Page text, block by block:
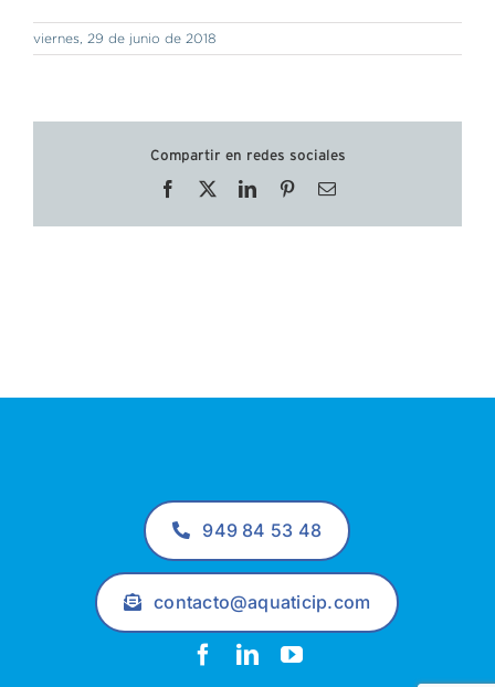
viernes, 29 de junio de 2018
Compartir en redes sociales
Facebook LinkedInPinterestCorreo
949 84 53 48
contacto@aquaticip.com